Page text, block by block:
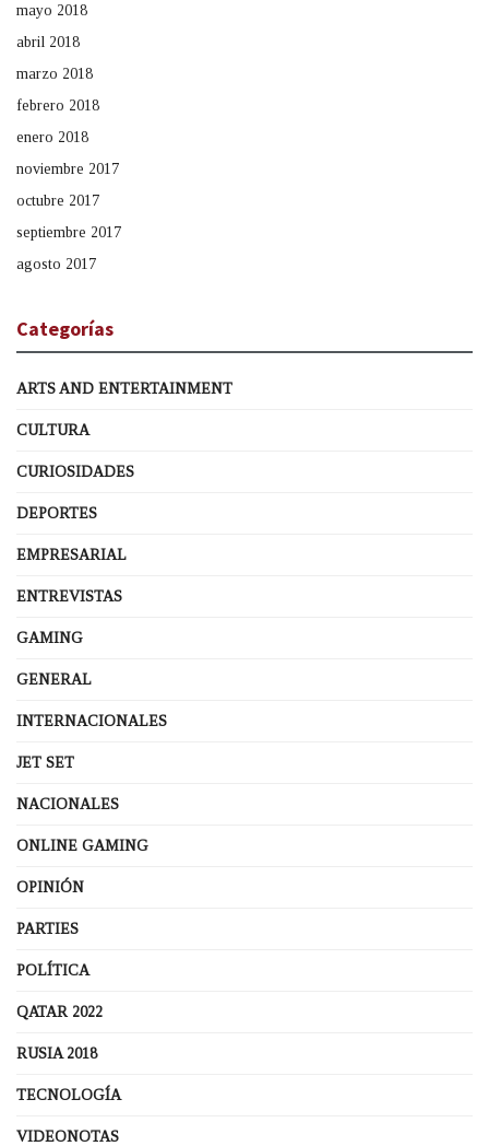
mayo 2018
abril 2018
marzo 2018
febrero 2018
enero 2018
noviembre 2017
octubre 2017
septiembre 2017
agosto 2017
Categorías
ARTS AND ENTERTAINMENT
CULTURA
CURIOSIDADES
DEPORTES
EMPRESARIAL
ENTREVISTAS
GAMING
GENERAL
INTERNACIONALES
JET SET
NACIONALES
ONLINE GAMING
OPINIÓN
PARTIES
POLÍTICA
QATAR 2022
RUSIA 2018
TECNOLOGÍA
VIDEONOTAS